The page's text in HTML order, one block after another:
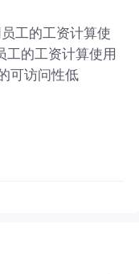
工的工资计算使
工的工资计算使用
可访问性低